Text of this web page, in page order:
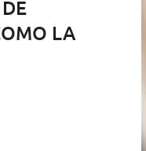
LA